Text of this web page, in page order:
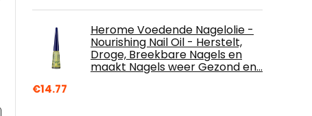
Herome Voedende Nagelolie -
Nourishing Nail Oil - Herstelt,
Droge, Breekbare Nagels en
maakt Nagels weer Gezond en…
€14.77